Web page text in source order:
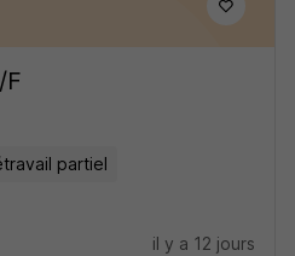
F
partiel
il y a 12 jours